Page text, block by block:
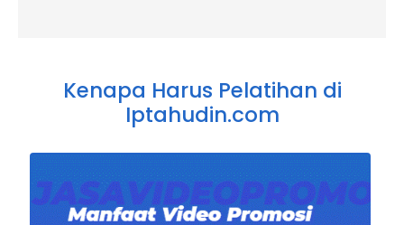
Kenapa Harus Pelatihan di
Iptahudin.com